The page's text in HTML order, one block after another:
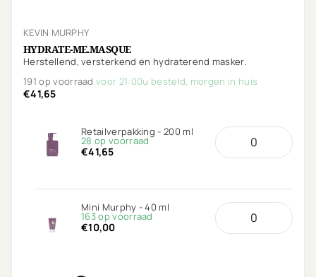
KEVIN MURPHY
HYDRATE-ME.MASQUE
Herstellend, versterkend en hydraterend masker.
191 op voorraadvoor 21:00u besteld, morgen in huis
€41,65
Retailverpakking - 200 ml
28 op voorraad
€41,65
Mini Murphy - 40 ml
163 op voorraad
€10,00